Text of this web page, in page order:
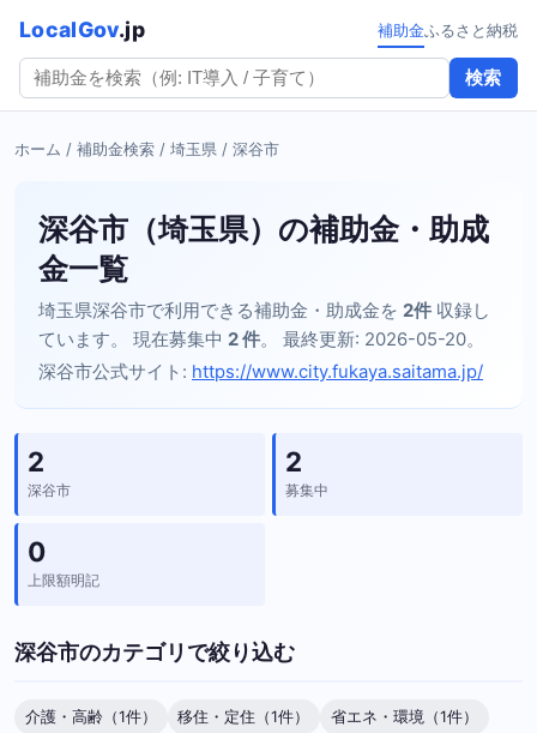
LocalGov.jp
検索
補助金ふるさと納税
ホーム / 補助金検索 / 埼玉県 / 深谷市
深谷市（埼玉県）の補助金・助成
金一覧
埼玉県深谷市で利用できる補助金・助成金を 2件 収録し
ています。 現在募集中 2 件。 最終更新: 2026-05-20。
深谷市公式サイト: https://www.city.fukaya.saitama.jp/
2
深谷市
2
募集中
0
上限額明記
深谷市のカテゴリで絞り込む
介護・高齢（1件） 移住・定住（1件）
省エネ・環境（1件）